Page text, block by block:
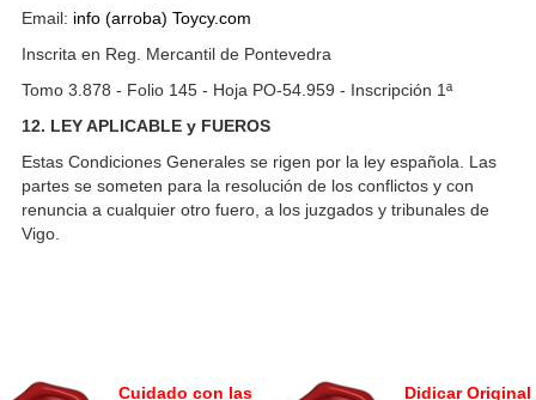
Email: info (arroba) Toycy.com
Inscrita en Reg. Mercantil de Pontevedra
Tomo 3.878 - Folio 145 - Hoja PO-54.959 - Inscripción 1ª
12. LEY APLICABLE y FUEROS
Estas Condiciones Generales se rigen por la ley española. Las
partes se someten para la resolución de los conflictos y con
renuncia a cualquier otro fuero, a los juzgados y tribunales de
Vigo.
Cuidado con las
Didicar Original